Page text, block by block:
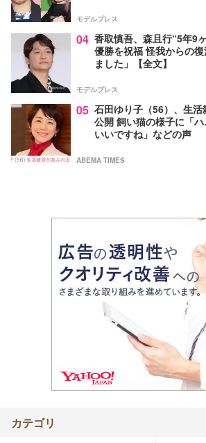
モデルプレス
04 香取慎吾、森且行“5年9
優勝を祝福 怪我からの
ました」【全文】
モデルプレス
05 石田ゆり子（56）、生
公開 飼い猫の様子に「
いいですね」などの声
ABEMA TIMES
カテゴリ